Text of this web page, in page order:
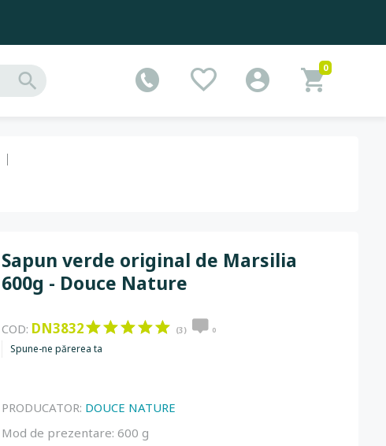
0
Sapun verde original de Marsilia
600g - Douce Nature
COD: DN3832 (3) 0
Spune-ne părerea ta
PRODUCATOR: DOUCE NATURE
Mod de prezentare: 600 g